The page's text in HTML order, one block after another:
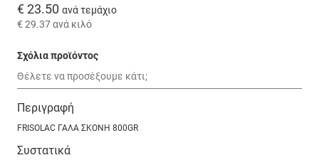
€ 23.50 ανά τεμάχιο
€ 29.37ανά κιλό
Σχόλια προϊόντος
Περιγραφή
FRISOLAC ΓΑΛΑ ΣΚΟΝΗ 800GR
Συστατικά